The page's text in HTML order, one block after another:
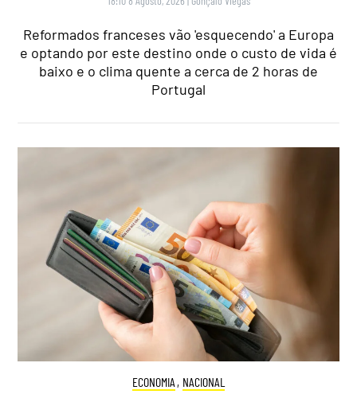
Reformados franceses vão 'esquecendo' a Europa
e optando por este destino onde o custo de vida é
baixo e o clima quente a cerca de 2 horas de
Portugal
ECONOMIA , NACIONAL